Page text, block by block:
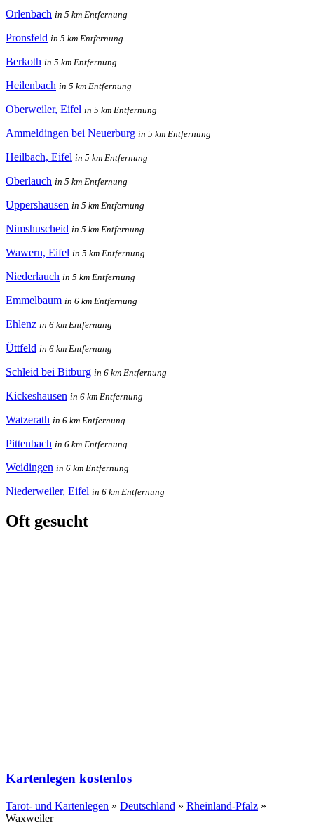
Orlenbach in 5 km Entfernung
Pronsfeld in 5 km Entfernung
Berkoth in 5 km Entfernung
Heilenbach in 5 km Entfernung
Oberweiler, Eifel in 5 km Entfernung
Ammeldingen bei Neuerburg in 5 km Entfernung
Heilbach, Eifel in 5 km Entfernung
Oberlauch in 5 km Entfernung
Uppershausen in 5 km Entfernung
Nimshuscheid in 5 km Entfernung
Wawern, Eifel in 5 km Entfernung
Niederlauch in 5 km Entfernung
Emmelbaum in 6 km Entfernung
Ehlenz in 6 km Entfernung
Üttfeld in 6 km Entfernung
Schleid bei Bitburg in 6 km Entfernung
Kickeshausen in 6 km Entfernung
Watzerath in 6 km Entfernung
Pittenbach in 6 km Entfernung
Weidingen in 6 km Entfernung
Niederweiler, Eifel in 6 km Entfernung
Oft gesucht
Kartenlegen kostenlos
Tarot- und Kartenlegen » Deutschland » Rheinland-Pfalz »
Waxweiler